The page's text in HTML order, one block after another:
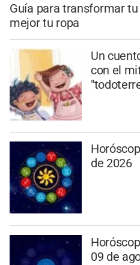
Guía para transformar
mejor tu ropa
Un
con el
de 2026
09 de